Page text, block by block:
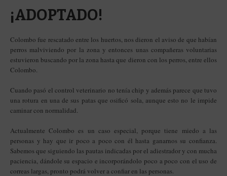
¡ADOPTADO!
Colombo fue rescatado entre los huertos, nos dieron el aviso de que habían
perros malviviendo por la zona y entonces unas compañeras voluntarias
estuvieron buscando por la zona hasta que dieron con los perros, entre ellos
Colombo.
Cuando pasó el control veterinario no tenía chip y además parece que tuvo
una rotura en una de sus patas que osificó sola, aunque esto no le impide
caminar con normalidad.
Actualmente Colombo es un caso especial, porque tiene miedo a las
personas y hay que ir poco a poco con él hasta ganarnos su confianza.
Sabemos que siguiendo las pautas indicadas por el adiestrador y con mucha
paciencia, dándole su espacio e incorporándolo poco a poco con el uso de
correas largas, pronto podrá volver a confiar en las personas.